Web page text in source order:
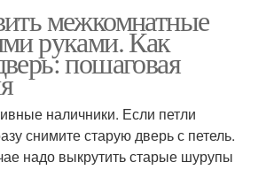
межкомнатные
руками. Как
пошаговая
наличники. Если петли
снимите старую дверь с петель.
надо выкрутить старые шурупы